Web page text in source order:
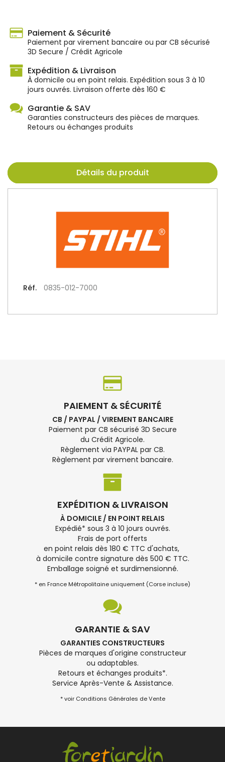
Paiement & Sécurité
Paiement par virement bancaire ou par CB sécurisé
3D Secure / Crédit Agricole
Expédition & Livraison
À domicile ou en point relais. Expédition sous 3 à 10
jours ouvrés. Livraison offerte dès 160 €
Garantie & SAV
Garanties constructeurs des pièces de marques.
Retours ou échanges produits
Détails du produit
Réf. 0835-012-7000
PAIEMENT & SÉCURITÉ
CB / PAYPAL / VIREMENT BANCAIRE
Paiement par CB sécurisé 3D Secure
du Crédit Agricole.
Règlement via PAYPAL par CB.
Règlement par virement bancaire.
EXPÉDITION & LIVRAISON
À DOMICILE / EN POINT RELAIS
Expédié* sous 3 à 10 jours ouvrés.
Frais de port offerts
en point relais dès 180 € TTC d'achats,
à domicile contre signature dès 500 € TTC.
Emballage soigné et surdimensionné.
* en France Métropolitaine uniquement (Corse incluse)
GARANTIE & SAV
GARANTIES CONSTRUCTEURS
Pièces de marques d'origine constructeur
ou adaptables.
Retours et échanges produits*.
Service Après-Vente & Assistance.
* voir Conditions Générales de Vente